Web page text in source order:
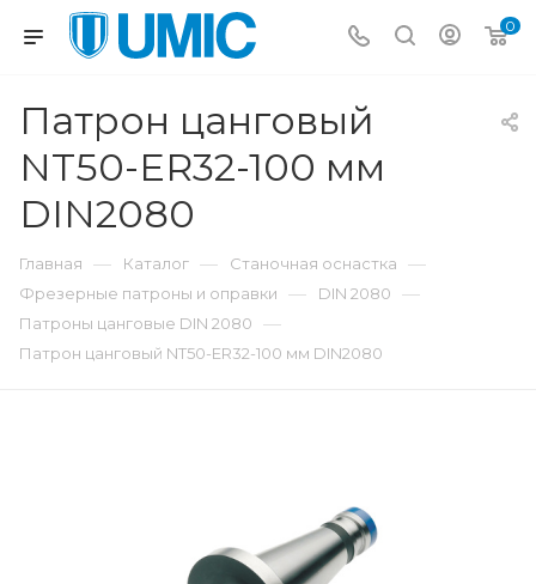
0
Патрон цанговый
NT50-ER32-100 мм
DIN2080
Главная — Каталог — Станочная оснастка —
Фрезерные патроны и оправки — DIN 2080 —
Патроны цанговые DIN 2080 —
Патрон цанговый NT50-ER32-100 мм DIN2080